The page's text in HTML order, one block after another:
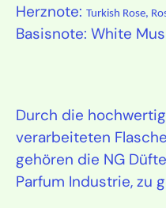
Herznote: Turkish Rose,
Basisnote: White
Durch die
verarbeiteten
gehören die NG
Parfum Industrie, zu